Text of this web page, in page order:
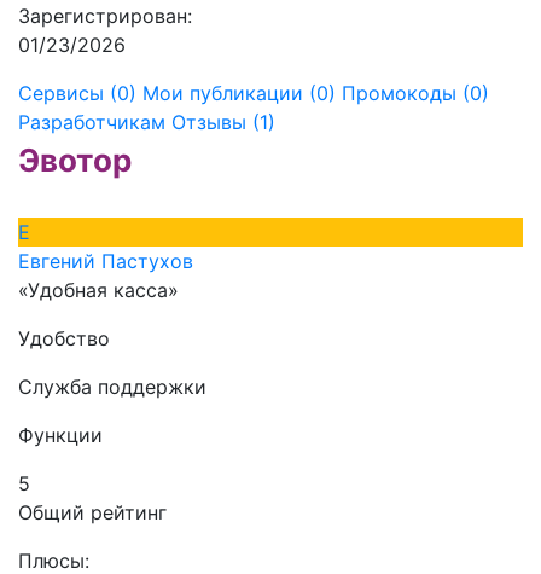
Зарегистрирован:
01/23/2026
Сервисы (0) Мои публикации (0) Промокоды (0)
Разработчикам Отзывы (1)
Эвотор
Е
Евгений Пастухов
«Удобная касса»
Удобство
Служба поддержки
Функции
5
Общий рейтинг
Плюсы: